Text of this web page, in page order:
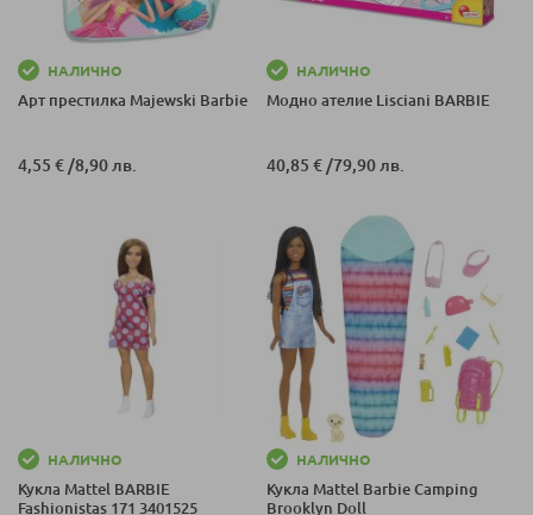
НАЛИЧНО
Арт престилка Majewski Barbie
4,55 € /8,90 лв.
НАЛИЧНО
Модно ателие Lisciani BARBIE
40,85 € /79,90 лв.
НАЛИЧНО
Кукла Mattel BARBIE
Fashionistas 171 3401525
НАЛИЧНО
Кукла Mattel Barbie Camping
Brooklyn Doll